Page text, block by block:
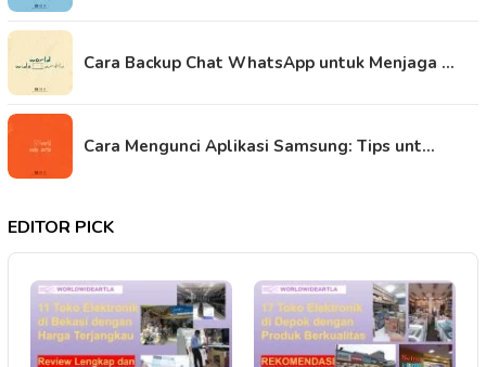
Cara Backup Chat WhatsApp untuk Menjaga …
Cara Mengunci Aplikasi Samsung: Tips unt…
EDITOR PICK